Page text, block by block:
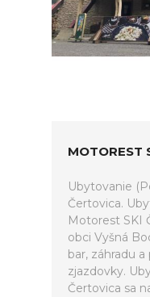
MOTOREST
Ubytovanie
Čertovica.
Motorest SKI
obci Vyšná
bar, záhradu
zjazdovky.
Čertovica sa